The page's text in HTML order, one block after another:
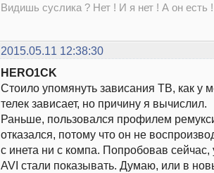
Видишь суслика ? Нет ! И я нет ! А он есть
2015.05.11 12:38:30
HERO1CK
Стоило упомянуть зависания ТВ, как у
телек зависает, но причину я вычислил.
Раньше, пользовался профилем
отказался, потому что он не
с инета ни с компа. Попробовав сейчас,
AVI стали показывать. Думаю, или в